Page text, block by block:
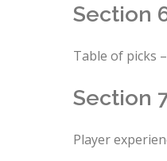
Section
Table of picks
Section
Player